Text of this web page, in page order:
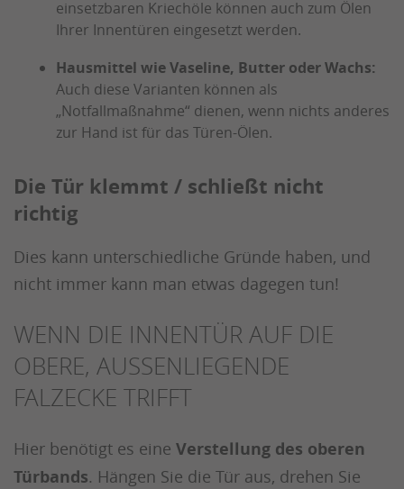
einsetzbaren Kriechöle können auch zum Ölen
Ihrer Innentüren eingesetzt werden.
Hausmittel wie Vaseline, Butter oder Wachs:
Auch diese Varianten können als
„Notfallmaßnahme“ dienen, wenn nichts anderes
zur Hand ist für das Türen-Ölen.
Die Tür klemmt / schließt nicht
richtig
Dies kann unterschiedliche Gründe haben, und
nicht immer kann man etwas dagegen tun!
WENN DIE INNENTÜR AUF DIE
OBERE, AUSSENLIEGENDE F
ALZECKE TRIFFT
Hier benötigt es eine Verstellung des oberen
Türbands. Hängen Sie die Tür aus, drehen Sie